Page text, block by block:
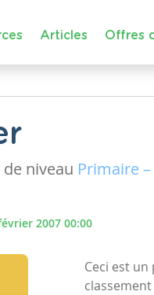
Articles Offres
de niveau Primaire
2007 00:00
Ceci est